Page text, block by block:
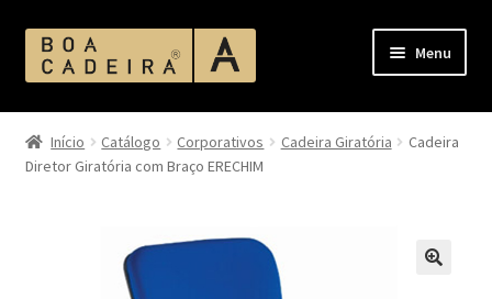
Pular
para
Pular
para
Menu
Início
Acabamento Assentos e Encostos
Acabamento MDF
Início Catálogo Corporativos Cadeira Giratória
Cadeira
Diretor Giratória com Braço ERECHIM